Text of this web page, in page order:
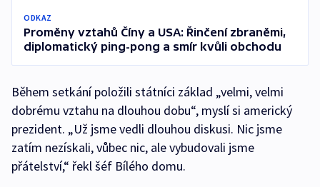
ODKAZ
Proměny vztahů Číny a USA: Řinčení zbraněmi,
diplomatický ping-pong a smír kvůli obchodu
Během setkání položili státníci základ „velmi, velmi
dobrému vztahu na dlouhou dobu“, myslí si americký
prezident. „Už jsme vedli dlouhou diskusi. Nic jsme
zatím nezískali, vůbec nic, ale vybudovali jsme
přátelství,“ řekl šéf Bílého domu.